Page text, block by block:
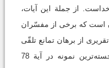
از جملة این آیات،
91 سورة مؤمنون است که برخی از مفسّران
از برهان تمانع تلقّی
کرده‌اند» (طارمی‌راد، 1389، ص94). برجسته‌ترین نمونه در آیة 78